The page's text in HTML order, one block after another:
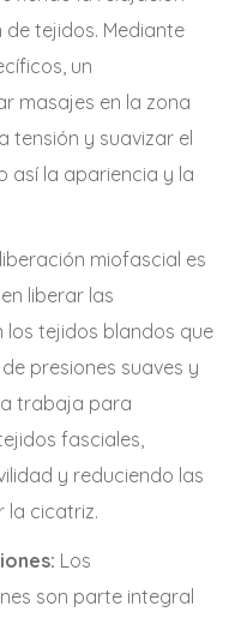
tejidos. Mediante
un
masajes en la zona
tensión y suavizar el
así la apariencia y la
miofascial es
liberar las
los tejidos blandos que
presiones suaves y
trabaja para
fasciales,
y reduciendo las
la cicatriz.
Los
son parte integral